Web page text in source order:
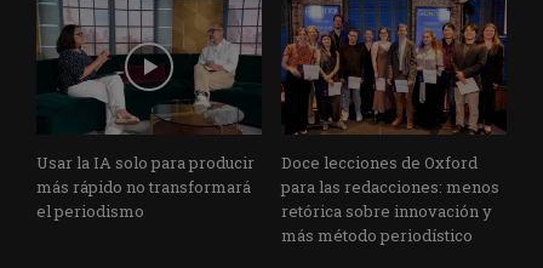
Usar la IA solo para producir
más rápido no transformará
el periodismo
Doce lecciones de Oxford
para las redacciones: menos
retórica sobre innovación y
más método periodístico